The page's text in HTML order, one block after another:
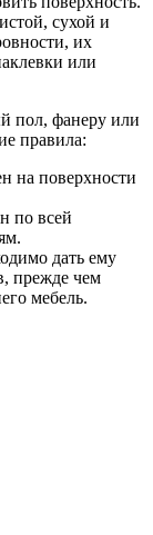
сухой и
их
или
пол, фанеру или
правила:
на поверхности
по всей
дать ему
прежде чем
мебель.